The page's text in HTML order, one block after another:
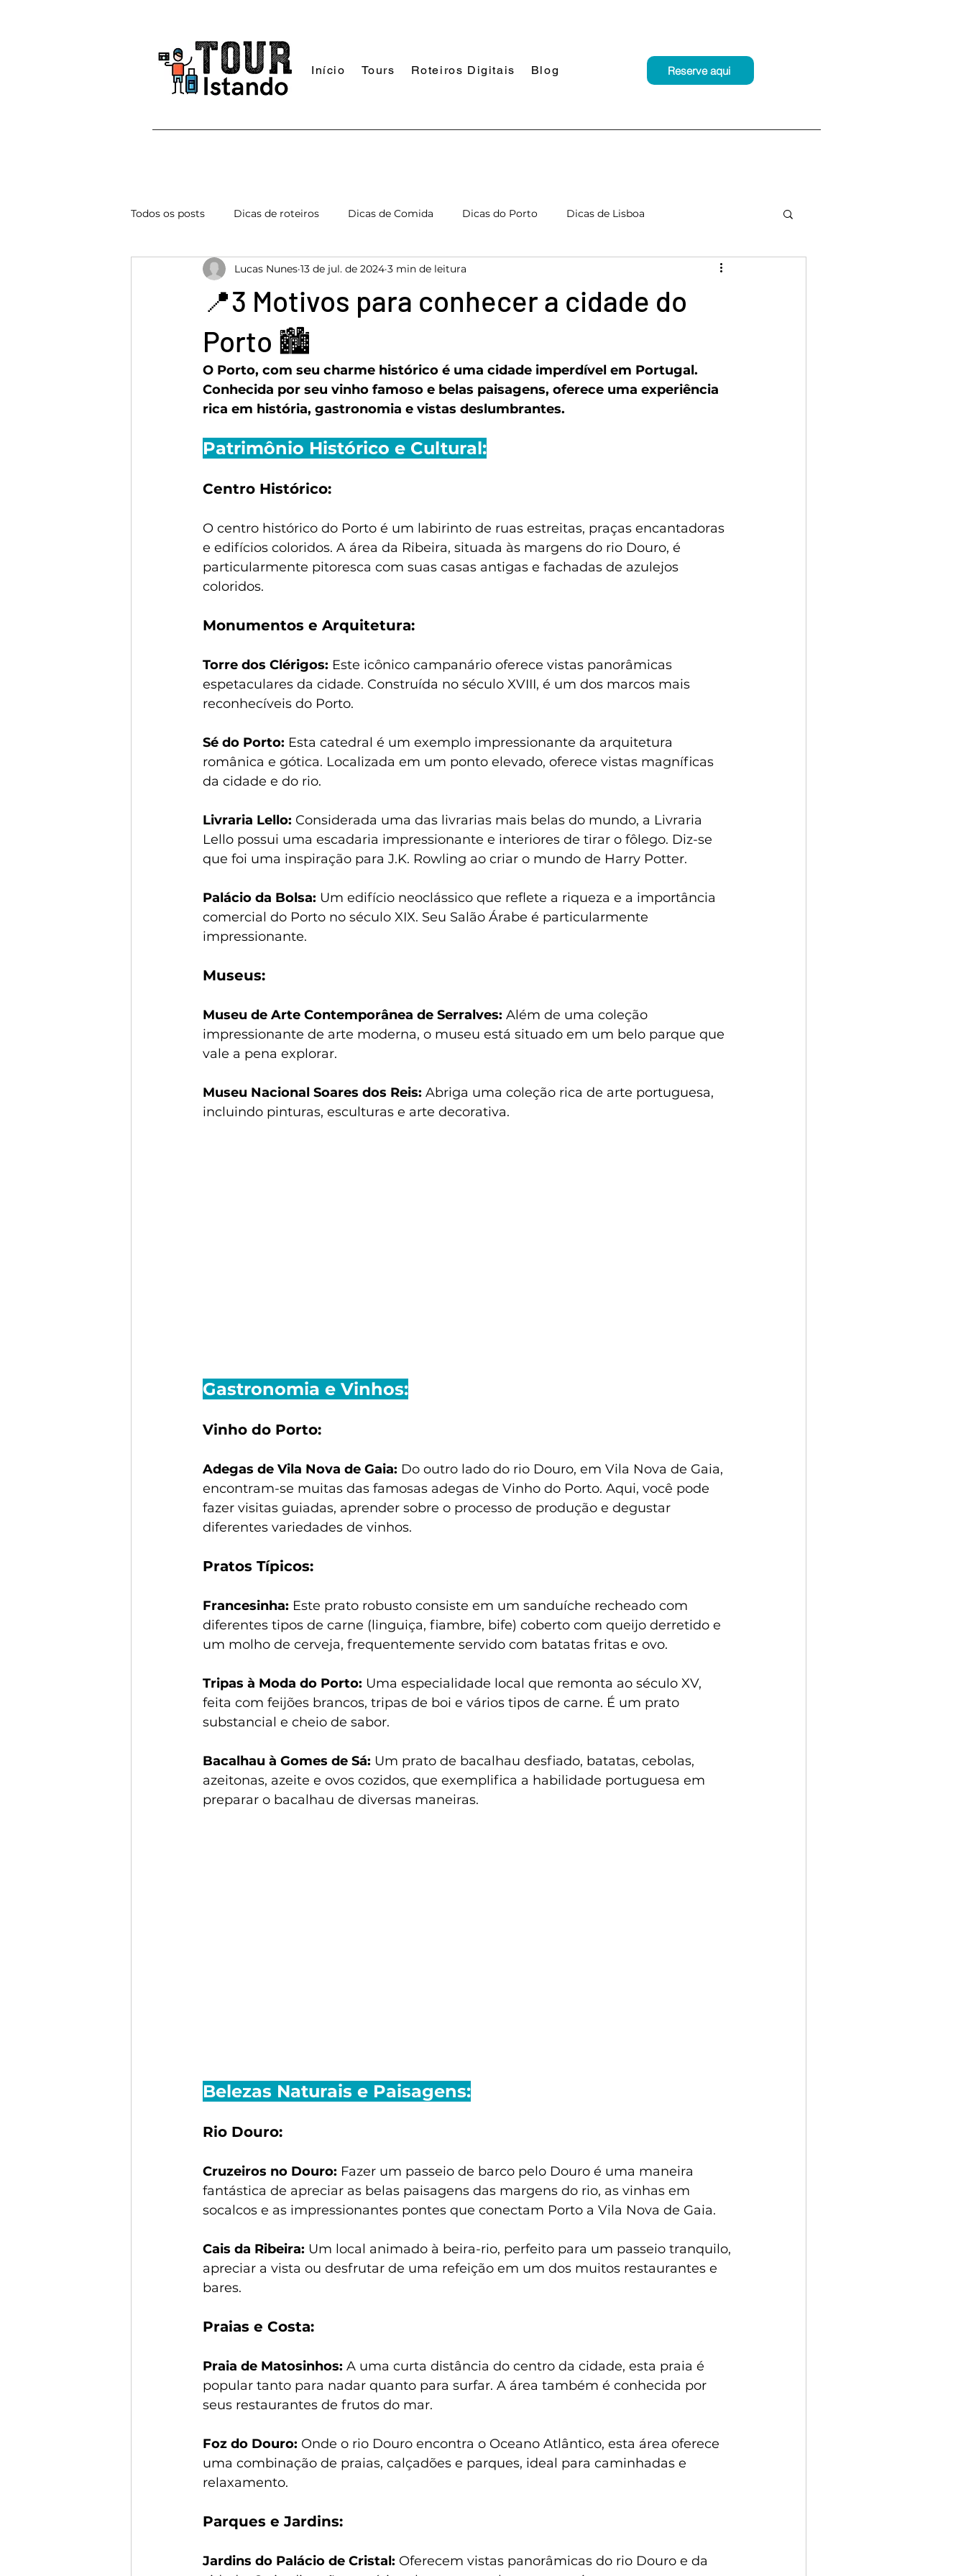
Início Tours Roteiros Digitais Blog Reserve aqui
Todos os posts Dicas de roteiros Dicas de Comida Dicas do Porto Dicas de Lisboa
Verão em Portugal Dicas de Guimarães Dicas de Aveiro Dicas de Coimbra
Dicas de Sintra
Dicas de Cascais Dicas de Setúbal Dicas de Belém Dicas de Fátima Dicas do Douro
Dicas da Serra da Estrela
📍3 Motivos para conhecer a cidade do
Porto 🏙
Lucas Nunes 13 de jul. de 2024 3 min de leitura
O Porto, com seu charme histórico é uma cidade imperdível em Portugal.
Conhecida por seu vinho famoso e belas paisagens, oferece uma experiência
rica em história, gastronomia e vistas deslumbrantes.
Patrimônio Histórico e Cultural:
Centro Histórico:
O centro histórico do Porto é um labirinto de ruas estreitas, praças encantadoras
e edifícios coloridos. A área da Ribeira, situada às margens do rio Douro, é
particularmente pitoresca com suas casas antigas e fachadas de azulejos
coloridos.
Monumentos e Arquitetura:
Torre dos Clérigos: Este icônico campanário oferece vistas panorâmicas
espetaculares da cidade. Construída no século XVIII, é um dos marcos mais
reconhecíveis do Porto.
Sé do Porto: Esta catedral é um exemplo impressionante da arquitetura
românica e gótica. Localizada em um ponto elevado, oferece vistas magníficas
da cidade e do rio.
Livraria Lello: Considerada uma das livrarias mais belas do mundo, a Livraria
Lello possui uma escadaria impressionante e interiores de tirar o fôlego. Diz-se
que foi uma inspiração para J.K. Rowling ao criar o mundo de Harry Potter.
Palácio da Bolsa: Um edifício neoclássico que reflete a riqueza e a importância
comercial do Porto no século XIX. Seu Salão Árabe é particularmente
impressionante.
Museus:
Museu de Arte Contemporânea de Serralves: Além de uma coleção
impressionante de arte moderna, o museu está situado em um belo parque que
vale a pena explorar.
Museu Nacional Soares dos Reis: Abriga uma coleção rica de arte portuguesa,
incluindo pinturas, esculturas e arte decorativa.
Gastronomia e Vinhos:
Vinho do Porto:
Adegas de Vila Nova de Gaia: Do outro lado do rio Douro, em Vila Nova de Gaia,
encontram-se muitas das famosas adegas de Vinho do Porto. Aqui, você pode
fazer visitas guiadas, aprender sobre o processo de produção e degustar
diferentes variedades de vinhos.
Pratos Típicos:
Francesinha: Este prato robusto consiste em um sanduíche recheado com
diferentes tipos de carne (linguiça, fiambre, bife) coberto com queijo derretido e
um molho de cerveja, frequentemente servido com batatas fritas e ovo.
Tripas à Moda do Porto: Uma especialidade local que remonta ao século XV,
feita com feijões brancos, tripas de boi e vários tipos de carne. É um prato
substancial e cheio de sabor.
Bacalhau à Gomes de Sá: Um prato de bacalhau desfiado, batatas, cebolas,
azeitonas, azeite e ovos cozidos, que exemplifica a habilidade portuguesa em
preparar o bacalhau de diversas maneiras.
Belezas Naturais e Paisagens:
Rio Douro:
Cruzeiros no Douro: Fazer um passeio de barco pelo Douro é uma maneira
fantástica de apreciar as belas paisagens das margens do rio, as vinhas em
socalcos e as impressionantes pontes que conectam Porto a Vila Nova de Gaia.
Cais da Ribeira: Um local animado à beira-rio, perfeito para um passeio tranquilo,
apreciar a vista ou desfrutar de uma refeição em um dos muitos restaurantes e
bares.
Praias e Costa:
Praia de Matosinhos: A uma curta distância do centro da cidade, esta praia é
popular tanto para nadar quanto para surfar. A área também é conhecida por
seus restaurantes de frutos do mar.
Foz do Douro: Onde o rio Douro encontra o Oceano Atlântico, esta área oferece
uma combinação de praias, calçadões e parques, ideal para caminhadas e
relaxamento.
Parques e Jardins:
Jardins do Palácio de Cristal: Oferecem vistas panorâmicas do rio Douro e da